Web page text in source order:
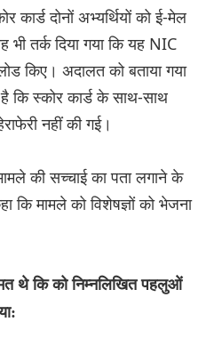
कार्ड दोनों अभ्यर्थियों को ई-मेल
तर्क दिया गया कि यह NIC
किए। अदालत को बताया गया
कि स्कोर कार्ड के साथ-साथ
नहीं की गई।
की सच्चाई का पता लगाने के
कि मामले को विशेषज्ञों को भेजना
थे कि को निम्नलिखित पहलुओं